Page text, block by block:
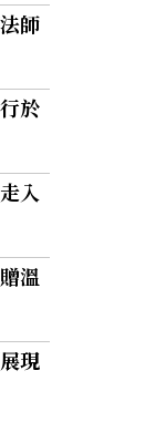
師
於
入
溫
現